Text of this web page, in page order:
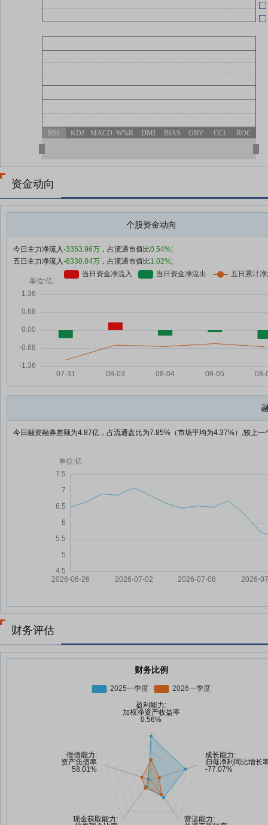
查看更多
RSI KDJ MACD W%R DMI BIAS OBV CCI ROC
资金动向
个股资金动向
今日主力净流入-3353.96万 ，占流通市值比0.54%;
五日主力净流入-6338.84万 ，占流通市值比1.02%;
今日融资融券差额为4.87亿，占流通盘比为7.85%（市场平均为4.37%）,较上一
财务评估
财务比例